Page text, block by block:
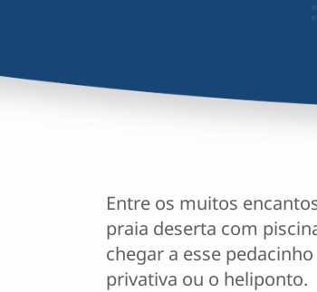
Entre os muitos
praia deserta com
chegar a esse
privativa ou o heliponto.